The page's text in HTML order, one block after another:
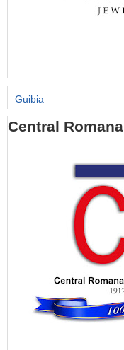
Guibia
Central Romana